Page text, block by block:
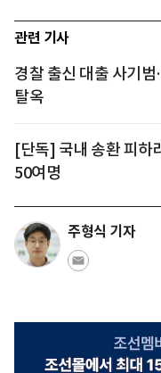
관련 기사
경찰 출신 대출 사기
탈옥
[단독] 국내 송환 피하
50여명
주형식 기자